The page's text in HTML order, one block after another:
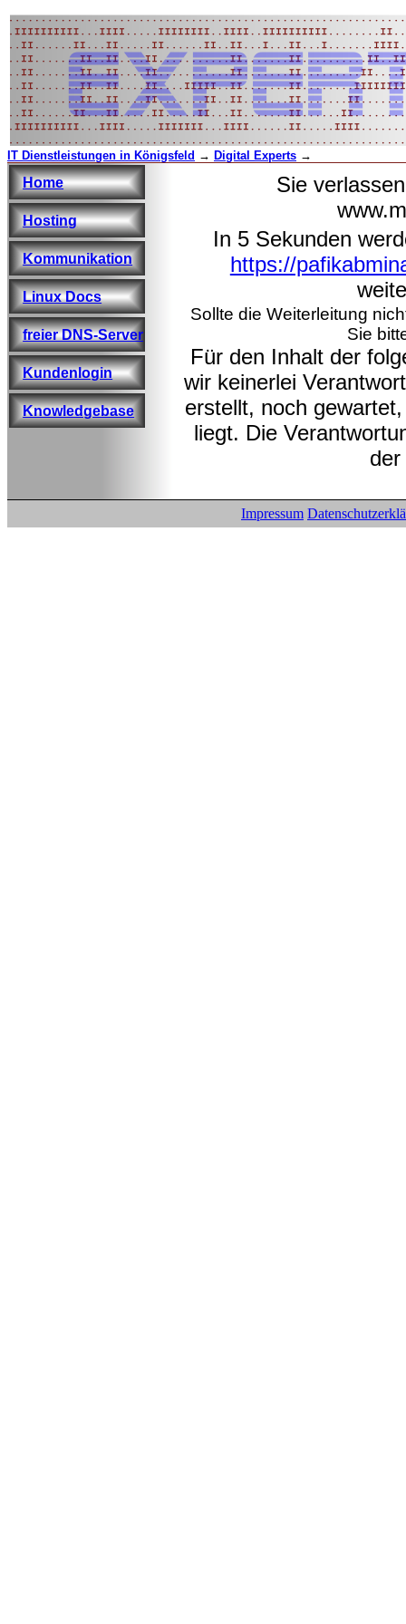
IT Dienstleistungen in Königsfeld → Digital Experts →
Sie
In 5 Sekunden
https://
Sollte die Weiterleitung
Sie
Für den Inhalt der
wir keinerlei
erstellt, noch
liegt. Die
Home
Hosting
Kommunikation
Linux Docs
freier DNS-Server
Kundenlogin
Knowledgebase
Impressum